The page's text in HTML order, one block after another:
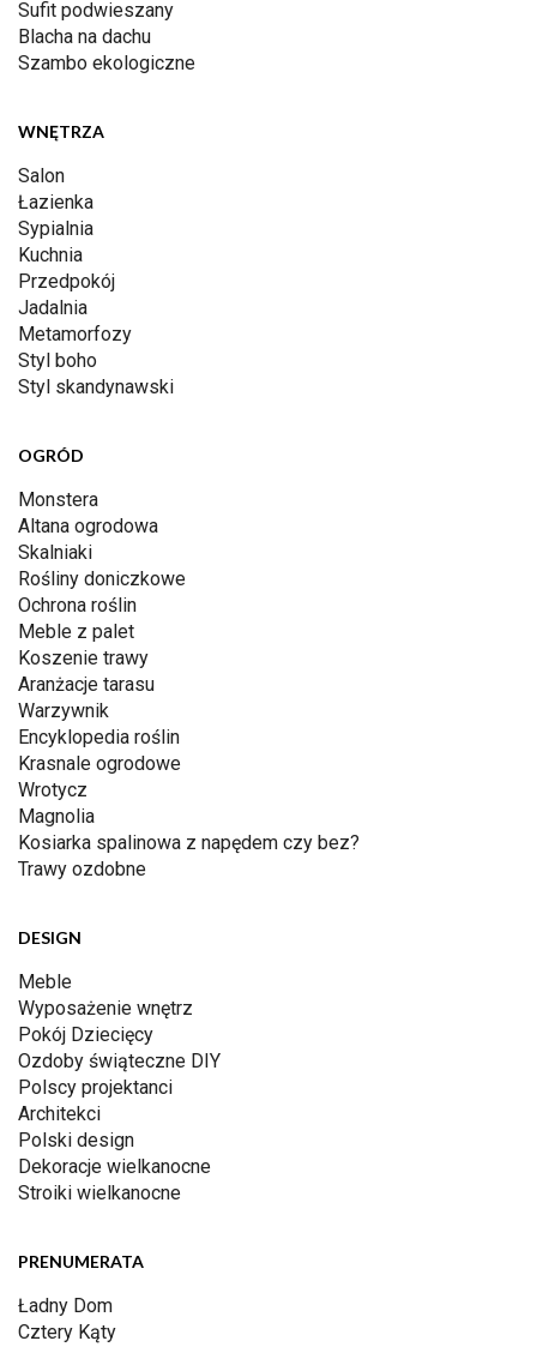
Sufit podwieszany
Blacha na dachu
Szambo ekologiczne
WNĘTRZA
Salon
Łazienka
Sypialnia
Kuchnia
Przedpokój
Jadalnia
Metamorfozy
Styl boho
Styl skandynawski
OGRÓD
Monstera
Altana ogrodowa
Skalniaki
Rośliny doniczkowe
Ochrona roślin
Meble z palet
Koszenie trawy
Aranżacje tarasu
Warzywnik
Encyklopedia roślin
Krasnale ogrodowe
Wrotycz
Magnolia
Kosiarka spalinowa z napędem czy bez?
Trawy ozdobne
DESIGN
Meble
Wyposażenie wnętrz
Pokój Dziecięcy
Ozdoby świąteczne DIY
Polscy projektanci
Architekci
Polski design
Dekoracje wielkanocne
Stroiki wielkanocne
PRENUMERATA
Ładny Dom
Cztery Kąty